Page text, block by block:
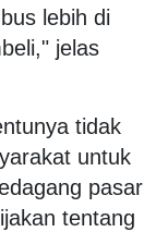
lebih di
jelas
tidak
untuk
pasar
tentang